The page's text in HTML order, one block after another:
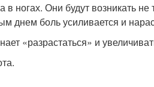
Они будут возникать не
днем боль усиливается и
«разрастаться» и